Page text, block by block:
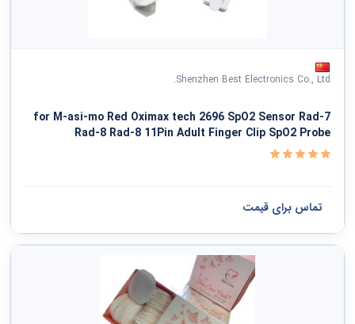
Shenzhen Best Electronics Co., Ltd.
for M-asi-mo Red Oximax tech 2696 SpO2 Sensor Rad-7
Rad-8 Rad-8 11Pin Adult Finger Clip SpO2 Probe
تماس برای قیمت